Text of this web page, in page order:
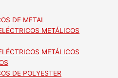
DE METAL
METÁLICOS
METÁLICOS
DE POLYESTER